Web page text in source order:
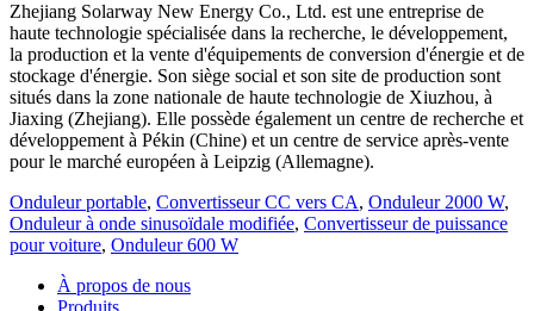
Zhejiang Solarway New Energy Co., Ltd. est une entreprise de
haute technologie spécialisée dans la recherche, le développement,
la production et la vente d'équipements de conversion d'énergie et de
stockage d'énergie. Son siège social et son site de production sont
situés dans la zone nationale de haute technologie de Xiuzhou, à
Jiaxing (Zhejiang). Elle possède également un centre de recherche et
développement à Pékin (Chine) et un centre de service après-vente
pour le marché européen à Leipzig (Allemagne).
Onduleur portable, Convertisseur CC vers CA, Onduleur 2000 W,
Onduleur à onde sinusoïdale modifiée, Convertisseur de puissance
pour voiture, Onduleur 600 W
À propos de nous
Produits